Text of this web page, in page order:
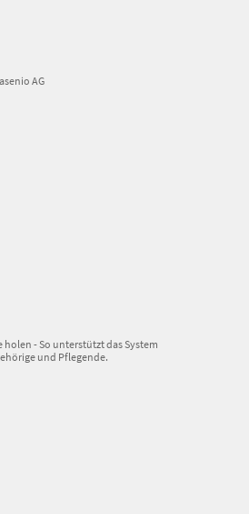
AG
- So unterstützt das System
und Pflegende.